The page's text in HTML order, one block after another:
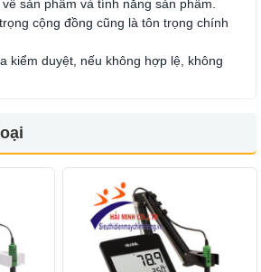
sản phẩm và tính năng sản phẩm.
cộng đồng cũng là tôn trọng chính
kiểm duyệt, nếu không hợp lệ, không